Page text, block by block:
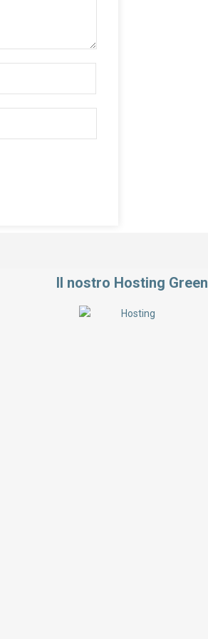
Il nostro Hosting Green